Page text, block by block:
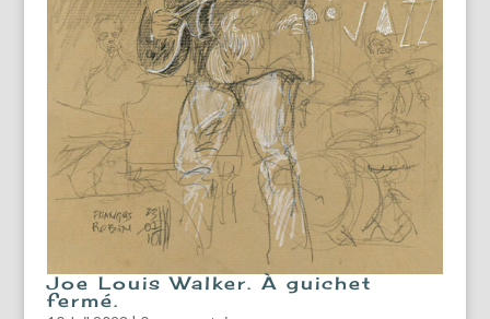
Joe Louis Walker. À guichet
fermé.